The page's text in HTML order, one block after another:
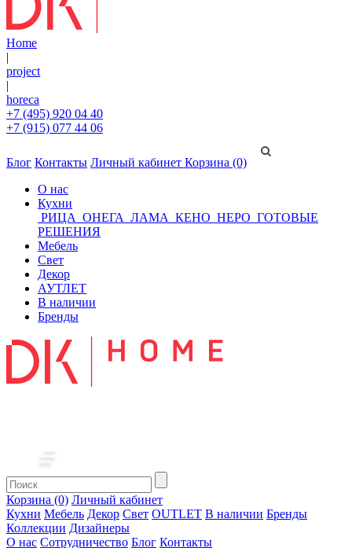
Home
|
project
|
horeca
+7 (495) 920 04 40
+7 (915) 077 44 06
Блог Контакты Личный кабинет Корзина (0)
О нас
Кухни
РИЦА ОНЕГА ЛАМА КЕНО НЕРО ГОТОВЫЕ
РЕШЕНИЯ
Мебель
Свет
Декор
АУТЛЕТ
В наличии
Бренды
Корзина (0) Личный кабинет
Кухни Мебель Декор Свет OUTLET В наличии Бренды
Коллекции Дизайнеры
О нас Сотрудничество Блог Контакты